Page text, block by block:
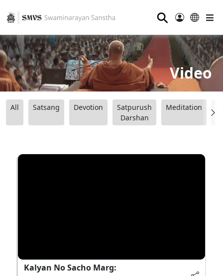
⚲
Video
All Satsang Devotion
Satpurush
Darshan
Meditation
Kalyan No Sacho Marg: